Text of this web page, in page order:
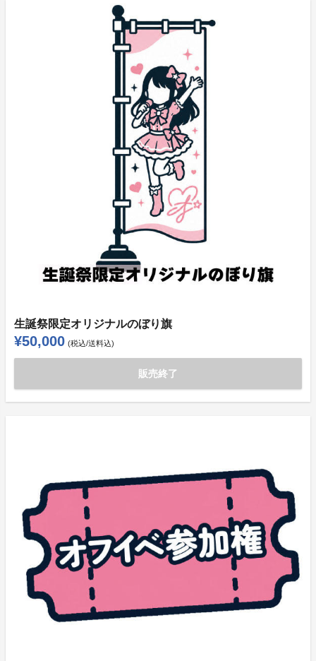
生誕祭限定オリジナルのぼり旗
¥50,000 (税込/送料込)
販売終了